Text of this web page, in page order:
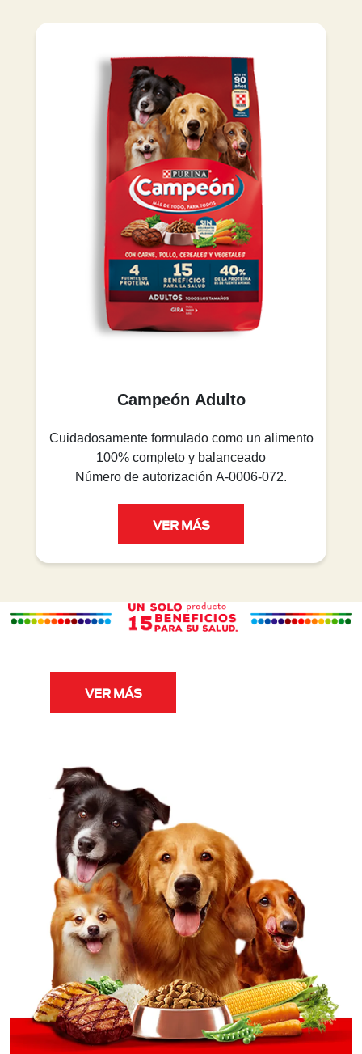
Campeón Adulto
Cuidadosamente formulado como un alimento
100% completo y balanceado
Número de autorización A-0006-072.
VER MÁS
VER MÁS